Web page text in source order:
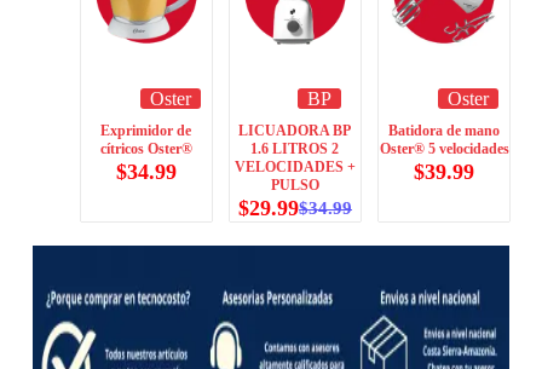
Oster
Exprimidor de
cítricos Oster®
$34.99
BP
LICUADORA BP
1.6 LITROS 2
VELOCIDADES +
PULSO
$34.99
$29.99
Oster
Batidora de mano
Oster® 5 velocidades
$39.99